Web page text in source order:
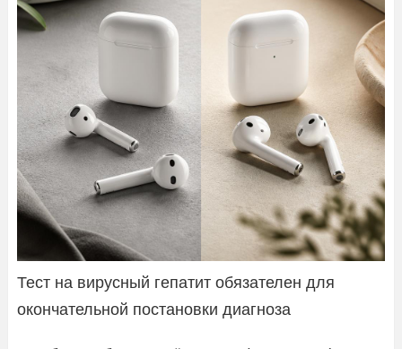
Тест на вирусный гепатит обязателен для
окончательной постановки диагноза